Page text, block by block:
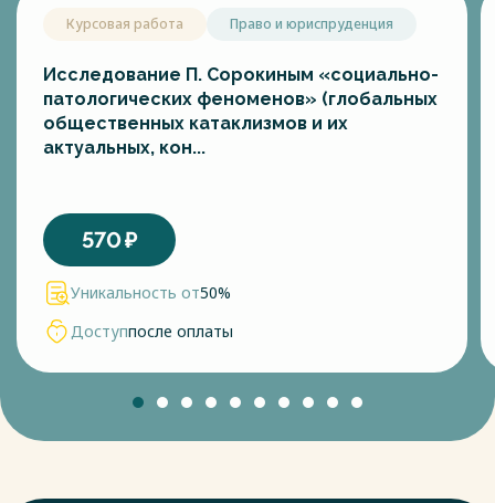
передвижение, выбор места пребывания и жительства в ее
реализацию национальных интересов России в сфере
миграции.
В последние годы была проделана достаточно серьезная
законодательная работа. Стало более простым
установлено обязательное тестирование трудовых
мигрантов на предмет знания русского языка, а также
закреплена обязанность обеспечения им со стороны
работодателей социально-бытовых гарантий. Были
введены льготные условия для осуществления
иностранными учащимися и студентами трудовой
деятельности в России.
Произошло усиление ответственности за организацию
незаконной миграции. Кроме того, стала более строгой
правил въезда в Россию и режима пребывания, а также
Курсовая работа Право и юриспруденция
Исследование П. Сорокиным «социально-
патологических феноменов» (глобальных
общественных катаклизмов и их
актуальных, кон...
570₽
Уникальность от50%
Доступпосле оплаты